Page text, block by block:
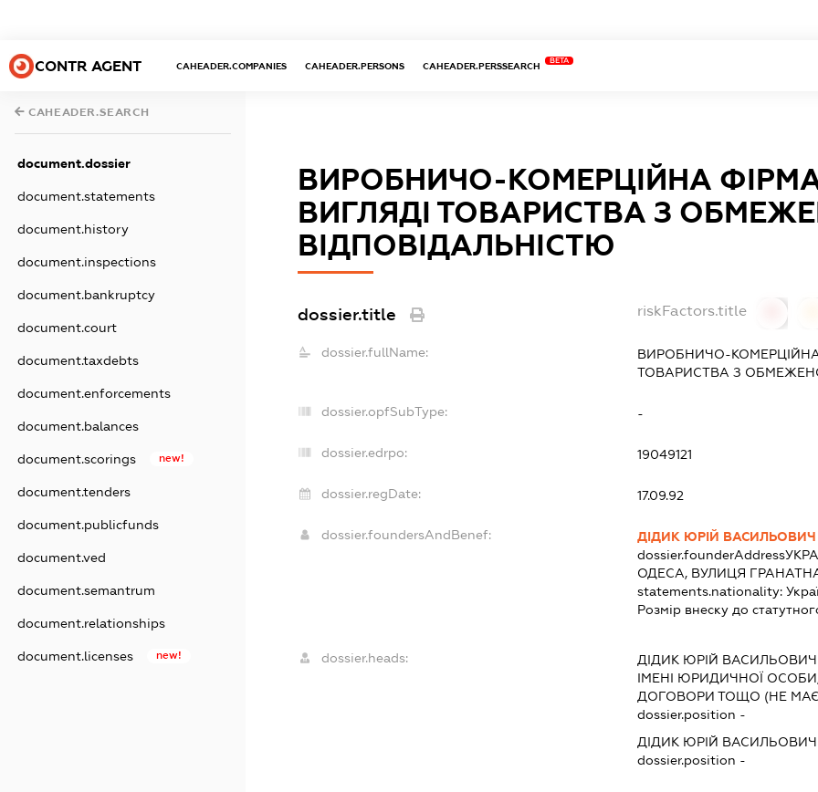
CONTR AGENT CAHEADER.COMPANIES CAHEADER.PERSONS CAHEADER.PERSSEARCH
BETA
CAHEADER.SEARCH
document.dossier
document.statements
document.history
document.inspections
document.bankruptcy
document.court
document.taxdebts
document.enforcements
document.balances
document.scorings new!
document.tenders
document.publicfunds
document.ved
document.semantrum
document.relationships
document.licenses new!
ВИРОБНИЧО-КОМЕРЦІЙНА
ВИГЛЯДІ ТОВАРИСТВА З
ВІДПОВІДАЛЬНІСТЮ
dossier.title riskFactors.title
dossier.fullName:
ВИРОБНИЧО-КОМЕРЦІЙНА
ТОВАРИСТВА З
dossier.opfSubType: -
dossier.edrpo: 19049121
dossier.regDate: 17.09.92
dossier.foundersAndBenef:
ДІДИК ЮРІЙ ВАСИЛЬОВИЧ
dossier.founderAddress
ОДЕСА, ВУЛИЦЯ
statements.nationality:
Розмір внеску до
dossier.heads: ДІДИК ЮРІЙ ВАСИЛЬОВИЧ
ІМЕНІ ЮРИДИЧНОЇ
ДОГОВОРИ ТОЩО (НЕ
dossier.position -
ДІДИК ЮРІЙ ВАСИЛЬОВИЧ
dossier.position -